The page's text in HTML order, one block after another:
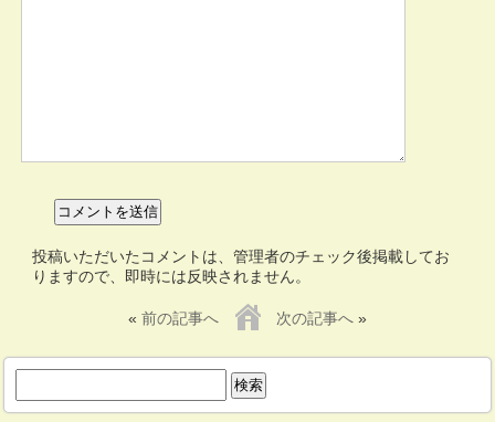
投稿いただいたコメントは、管理者のチェック後掲載してお
りますので、即時には反映されません。
« 前の記事へ 次の記事へ »
索: